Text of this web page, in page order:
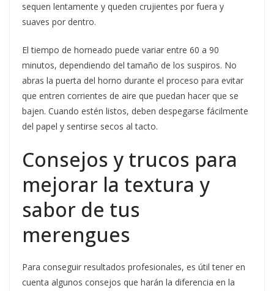
sequen lentamente y queden crujientes por fuera y
suaves por dentro.
El tiempo de horneado puede variar entre 60 a 90
minutos, dependiendo del tamaño de los suspiros. No
abras la puerta del horno durante el proceso para evitar
que entren corrientes de aire que puedan hacer que se
bajen. Cuando estén listos, deben despegarse fácilmente
del papel y sentirse secos al tacto.
Consejos y trucos para
mejorar la textura y
sabor de tus
merengues
Para conseguir resultados profesionales, es útil tener en
cuenta algunos consejos que harán la diferencia en la